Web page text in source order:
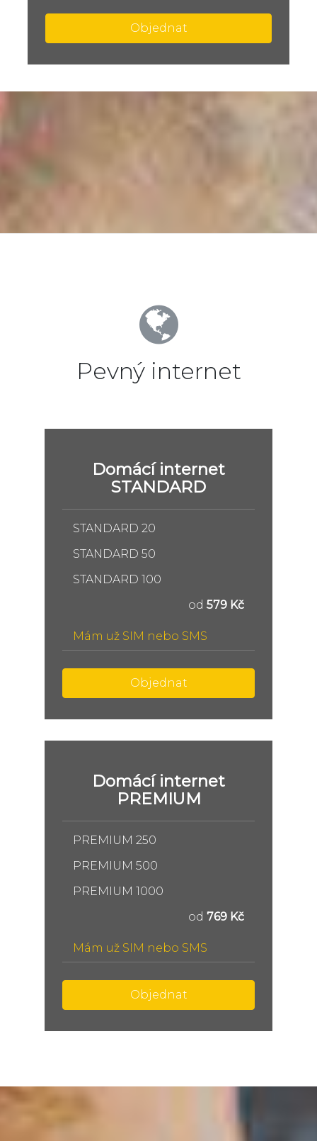
Objednat
Pevný internet
Domácí internet
STANDARD
STANDARD 20
STANDARD 50
STANDARD 100
od 579 Kč
Mám už SIM nebo SMS
Objednat
Domácí internet
PREMIUM
PREMIUM 250
PREMIUM 500
PREMIUM 1000
od 769 Kč
Mám už SIM nebo SMS
Objednat